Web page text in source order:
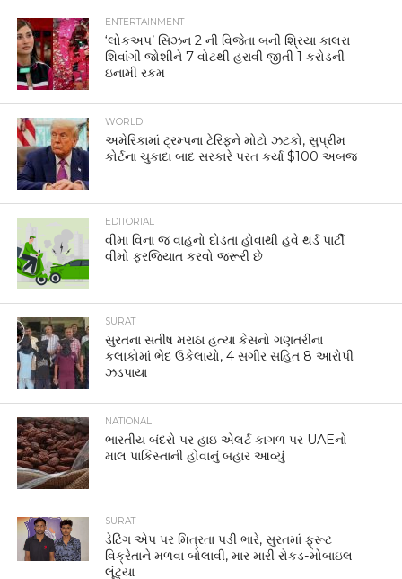
ENTERTAINMENT
‘લોકઅપ’ સિઝન 2 ની વિજેતા બની શ્રિયા કાલરા
શિવાંગી જોશીને 7 વોટથી હરાવી જીતી 1 કરોડની
ઇનામી રકમ
WORLD
અમેરિકામાં ટ્રમ્પના ટેરિફને મોટો ઝટકો, સુપ્રીમ
કોર્ટના ચુકાદા બાદ સરકારે પરત કર્યા $100 અબજ
EDITORIAL
વીમા વિના જ વાહનો દોડતા હોવાથી હવે થર્ડ પાર્ટી
વીમો ફરજિયાત કરવો જરૂરી છે
SURAT
સુરતના સતીષ મરાઠા હત્યા કેસનો ગણતરીના
કલાકોમાં ભેદ ઉકેલાયો, 4 સગીર સહિત 8 આરોપી
ઝડપાયા
NATIONAL
ભારતીય બંદરો પર હાઇ એલર્ટ કાગળ પર UAEનો
માલ પાકિસ્તાની હોવાનું બહાર આવ્યું
SURAT
ડેટિંગ એપ પર મિત્રતા પડી ભારે, સુરતમાં ફ્રૂટ
વિક્રેતાને મળવા બોલાવી, માર મારી રોકડ-મોબાઇલ
લૂંટ્યા